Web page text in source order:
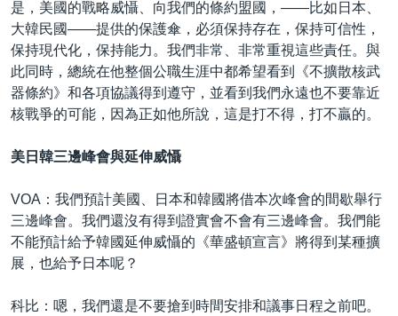
是，美國的戰略威懾、向我們的條約盟國，——比如日本、
大韓民國——提供的保護傘，必須保持存在，保持可信性，
保持現代化，保持能力。我們非常、非常重視這些責任。與
此同時，總統在他整個公職生涯中都希望看到《不擴散核武
器條約》和各項協議得到遵守，並看到我們永遠也不要靠近
核戰爭的可能，因為正如他所說，這是打不得，打不贏的。
美日韓三邊峰會與延伸威懾
VOA：我們預計美國、日本和韓國將借本次峰會的間歇舉行
三邊峰會。我們還沒有得到證實會不會有三邊峰會。我們能
不能預計給予韓國延伸威懾的《華盛頓宣言》將得到某種擴
展，也給予日本呢？
科比：嗯，我們還是不要搶到時間安排和議事日程之前吧。